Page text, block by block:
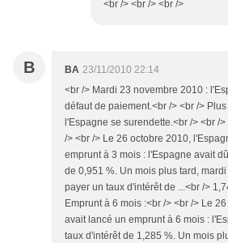
<br /> <br /> <br />
B BA 23/11/2010 22:14
<br /> Mardi 23 novembre 2010 :
défaut de paiement.<br /> <br />
l'Espagne se surendette.<br /> <br /
/> <br /> Le 26 octobre 2010,
emprunt à 3 mois : l'Espagne avait
de 0,951 %. Un mois plus tard,
payer un taux d'intérêt de ...<br />
Emprunt à 6 mois :<br /> <br /> Le
avait lancé un emprunt à 6 mois :
taux d'intérêt de 1,285 %. Un mois